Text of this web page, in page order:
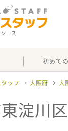
ース
初めて
ッフ 大阪府 大
淀川区